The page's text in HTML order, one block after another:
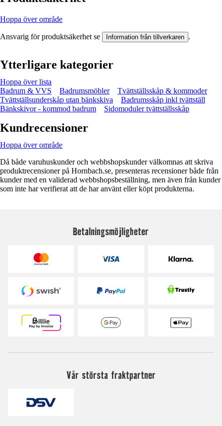
Hoppa över område
Ansvarig för produktsäkerhet se Information från tillverkaren .
Ytterligare kategorier
Hoppa över lista
Badrum & VVS
Badrumsmöbler
Tvättställsskåp & kommoder
Tvättställsunderskåp utan bänkskiva
Badrumsskåp inkl tvättställ
Bänkskivor - kommod badrum
Sidomoduler tvättställsskåp
Kundrecensioner
Hoppa över område
Då både varuhuskunder och webbshopskunder välkomnas att skriva
produktrecensioner på Hornbach.se, presenteras recensioner både från
kunder med en validerad webbshopsbeställning, men även från kunder
som inte har verifierat att de har använt eller köpt produkterna.
Betalningsmöjligheter
Vår största fraktpartner